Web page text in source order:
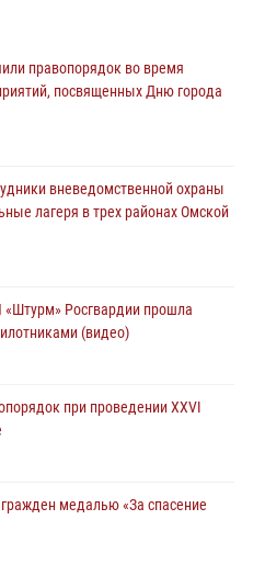
(видео)
уникального передвижного
крестном ходе в День крещения
пресечены нарушения
в Омске (видео)
правопорядок во время
посвященных Дню города
вневедомственной охраны
лагеря в трех районах Омской
Росгвардии прошла
(видео)
при проведении XXVI
медалью «За спасение